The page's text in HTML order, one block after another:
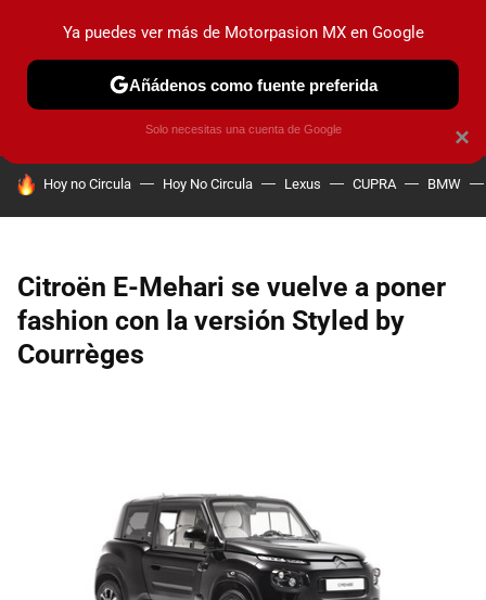
PRUEBAS INDUSTRIA HOY NO CIRCULA
HOY SE HABLA DE
Hoy no Circula Hoy No Circula Lexus CUPRA BMW
Citroën E-Mehari se vuelve a poner
fashion con la versión Styled by
Courrèges
×
Ya puedes ver más de Motorpasion MX en Google
Añádenos como fuente preferida
Solo necesitas una cuenta de Google